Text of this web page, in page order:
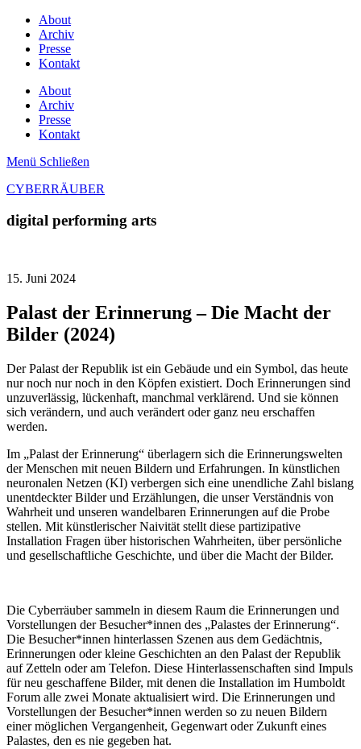
About
Archiv
Presse
Kontakt
About
Archiv
Presse
Kontakt
Menü Schließen
CYBERRÄUBER
digital performing arts
15. Juni 2024
Palast der Erinnerung – Die Macht der
Bilder (2024)
Der Palast der Republik ist ein Gebäude und ein Symbol, das heute
nur noch nur noch in den Köpfen existiert. Doch Erinnerungen sind
unzuverlässig, lückenhaft, manchmal verklärend. Und sie können
sich verändern, und auch verändert oder ganz neu erschaffen
werden.
Im „Palast der Erinnerung“ überlagern sich die Erinnerungswelten
der Menschen mit neuen Bildern und Erfahrungen. In künstlichen
neuronalen Netzen (KI) verbergen sich eine unendliche Zahl bislang
unentdeckter Bilder und Erzählungen, die unser Verständnis von
Wahrheit und unseren wandelbaren Erinnerungen auf die Probe
stellen. Mit künstlerischer Naivität stellt diese partizipative
Installation Fragen über historischen Wahrheiten, über persönliche
und gesellschaftliche Geschichte, und über die Macht der Bilder.
Die Cyberräuber sammeln in diesem Raum die Erinnerungen und
Vorstellungen der Besucher*innen des „Palastes der Erinnerung“.
Die Besucher*innen hinterlassen Szenen aus dem Gedächtnis,
Erinnerungen oder kleine Geschichten an den Palast der Republik
auf Zetteln oder am Telefon. Diese Hinterlassenschaften sind Impuls
für neu geschaffene Bilder, mit denen die Installation im Humboldt
Forum alle zwei Monate aktualisiert wird. Die Erinnerungen und
Vorstellungen der Besucher*innen werden so zu neuen Bildern
einer möglichen Vergangenheit, Gegenwart oder Zukunft eines
Palastes, den es nie gegeben hat.